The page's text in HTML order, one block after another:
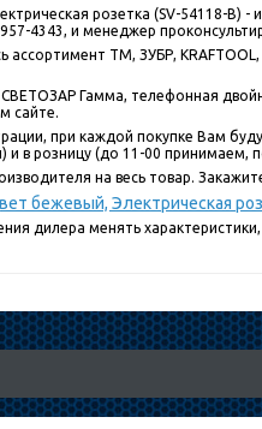
розетка (SV-54118-B)
4343, и менеджер
ТМ, ЗУБР, KRAFTOOL,
Гамма, телефонная
сайте.
при каждой покупке Вам
и в розницу (до 11-00 принимаем,
на весь товар.
бежевый, Электрическая
дилера менять